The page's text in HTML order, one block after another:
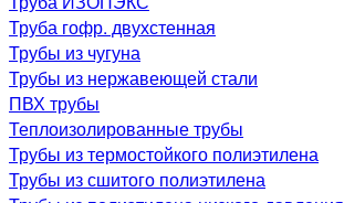
Труба гофр. двухстенная
Трубы из чугуна
Трубы из нержавеющей стали
ПВХ трубы
Теплоизолированные трубы
Трубы из термостойкого полиэтилена
Трубы из сшитого полиэтилена